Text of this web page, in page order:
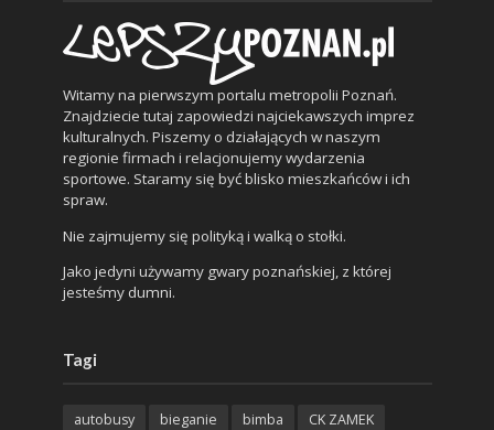
Witamy na pierwszym portalu metropolii Poznań.
Znajdziecie tutaj zapowiedzi najciekawszych imprez
kulturalnych. Piszemy o działających w naszym
regionie firmach i relacjonujemy wydarzenia
sportowe. Staramy się być blisko mieszkańców i ich
spraw.
Nie zajmujemy się polityką i walką o stołki.
Jako jedyni używamy gwary poznańskiej, z której
jesteśmy dumni.
Tagi
autobusy bieganie bimba
CK ZAMEK